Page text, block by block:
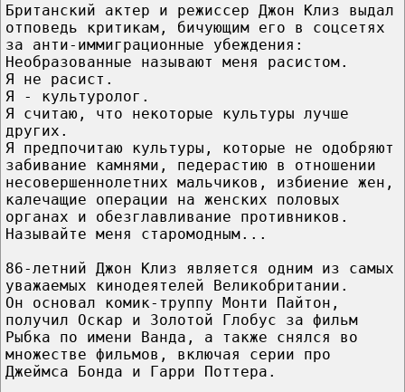
Британский актер и режиссер Джон Клиз выдал
отповедь критикам, бичующим его в соцсетях
за анти-иммиграционные убеждения:
Необразованные называют меня расистом.
Я не расист.
Я - культуролог.
Я считаю, что некоторые культуры лучше
других.
Я предпочитаю культуры, которые не одобряют
забивание камнями, педерастию в отношении
несовершеннолетних мальчиков, избиение жен,
калечащие операции на женских половых
органах и обезглавливание противников.
Называйте меня старомодным...
86-летний Джон Клиз является одним из самых
уважаемых кинодеятелей Великобритании.
Он основал комик-труппу Монти Пайтон,
получил Оскар и Золотой Глобус за фильм
Рыбка по имени Ванда, а также снялся во
множестве фильмов, включая серии про
Джеймса Бонда и Гарри Поттера.